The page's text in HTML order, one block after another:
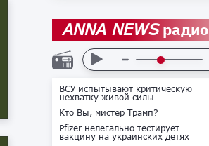
ANNA NEWSрадио
ВСУ испытывают критическую
нехватку живой силы
Кто Вы, мистер Трамп?
Pfizer нелегально тестирует
вакцину на украинских детях